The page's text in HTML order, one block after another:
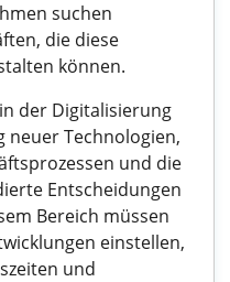
suchen
die diese
können.
der Digitalisierung
Technologien,
und die
Entscheidungen
Bereich müssen
einstellen,
und